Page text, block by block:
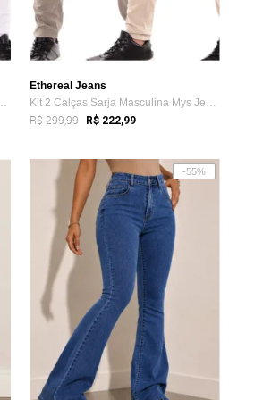
Mys Jeans C...
Ethereal Jeans
Kit 2 Calças Sarja Masculina Mys Jeans C...
R$ 299,99 R$ 222,99
-55%